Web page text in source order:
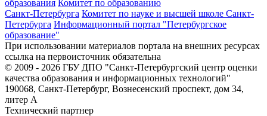
образования Комитет по образованию
Санкт-Петербурга Комитет по науке и высшей школе Санкт-
Петербурга Информационный портал "Петербургское
образование"
При использовании материалов портала на внешних ресурсах
ссылка на первоисточник обязательна
© 2009 - 2026 ГБУ ДПО "Санкт-Петербургский центр оценки
качества образования и информационных технологий"
190068, Санкт-Петербург, Вознесенский проспект, дом 34,
литер А
Технический партнер